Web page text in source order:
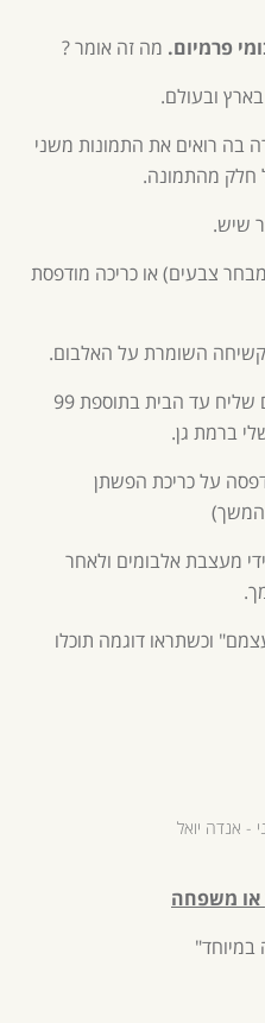
פרמיום. מה זה אומר ?
ובעולם.
בה רואים את התמונות משני
חלק מהתמונה.
שיש.
צבעים) או כריכה מודפסת
קשיחה השומרת על האלבום.
ניתן לקבל את האלבום עם שליח עד הבית בתוספת 99
ברמת גן.
על כריכת הפשתן
מעצבת אלבומים ולאחר
וכשתראו דוגמה תוכלו
במיוחד"